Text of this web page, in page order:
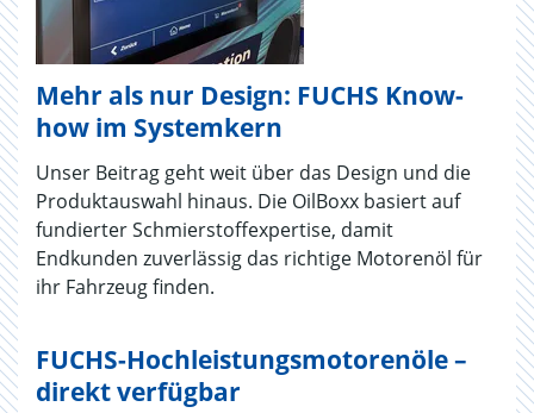
Mehr als nur Design: FUCHS Know-
how im Systemkern
Unser Beitrag geht weit über das Design und die
Produktauswahl hinaus. Die OilBoxx basiert auf
fundierter Schmierstoffexpertise, damit
Endkunden zuverlässig das richtige Motorenöl für
ihr Fahrzeug finden.
FUCHS-Hochleistungsmotorenöle –
direkt verfügbar